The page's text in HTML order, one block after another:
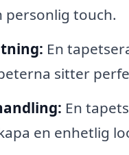
personlig touch.
En
sitter
En
en enhetlig